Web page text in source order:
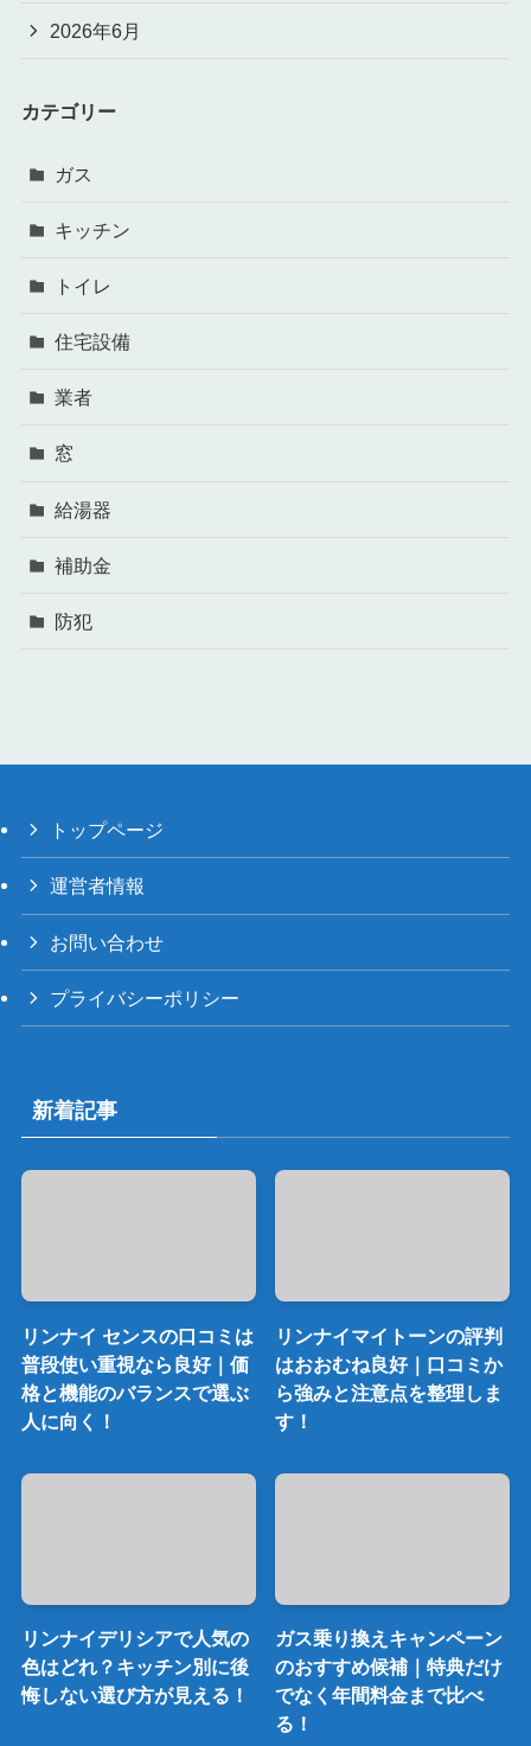
2026年6月
カテゴリー
ガス
キッチン
トイレ
住宅設備
業者
窓
給湯器
補助金
防犯
トップページ
運営者情報
お問い合わせ
プライバシーポリシー
新着記事
リンナイ センスの口コミは
普段使い重視なら良好｜価
格と機能のバランスで選ぶ
人に向く！
リンナイマイトーンの評判
はおおむね良好｜口コミか
ら強みと注意点を整理しま
す！
リンナイデリシアで人気の
色はどれ？キッチン別に後
悔しない選び方が見える！
ガス乗り換えキャンペーン
のおすすめ候補｜特典だけ
でなく年間料金まで比べ
る！